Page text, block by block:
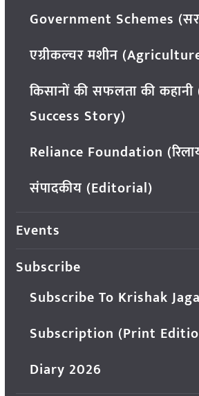
Government Schemes
एग्रीकल्चर मशीन
किसानों की सफलता की
Success Story)
Reliance Foundation
संपादकीय (Editorial)
Events
Subscribe
Subscribe To Krishak
Subscription (Print
Diary 2026